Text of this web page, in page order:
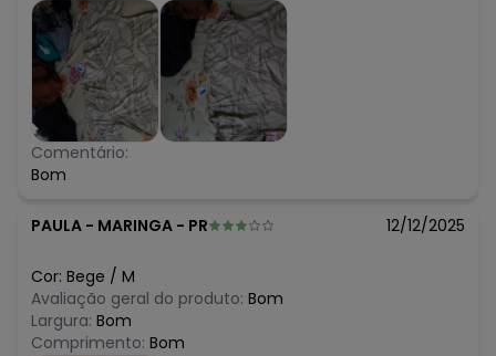
Comentário:
Bom
PAULA - MARINGA - PR 12/12/2025
Cor: Bege / M
Avaliação geral do produto: Bom
Largura: Bom
Comprimento: Bom